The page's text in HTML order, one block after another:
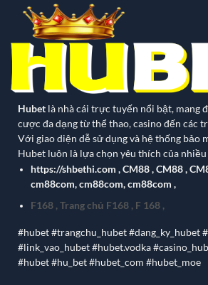
Hubet là nhà cái trực tuyến nổi bật, mang
cược đa dạng từ thể thao, casino đến các
Với giao diện dễ sử dụng và hệ thống bảo
Hubet luôn là lựa chọn yêu thích của
https://shbethi.com ,CM88,CM88,
cm88com,cm88com,cm88com ,
F168, Trang chủ F168, F 168,
#hubet #trangchu_hubet #dang_ky_hubet
#link_vao_hubet #hubet.vodka
#hubet #hu_bet #hubet_com #hubet_moe